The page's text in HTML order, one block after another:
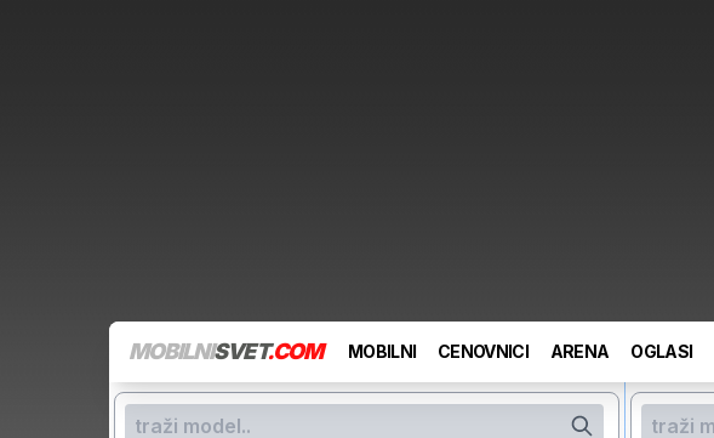
MOBILNISVET.COM MOBILNI CENOVNICI ARENA OGLASI